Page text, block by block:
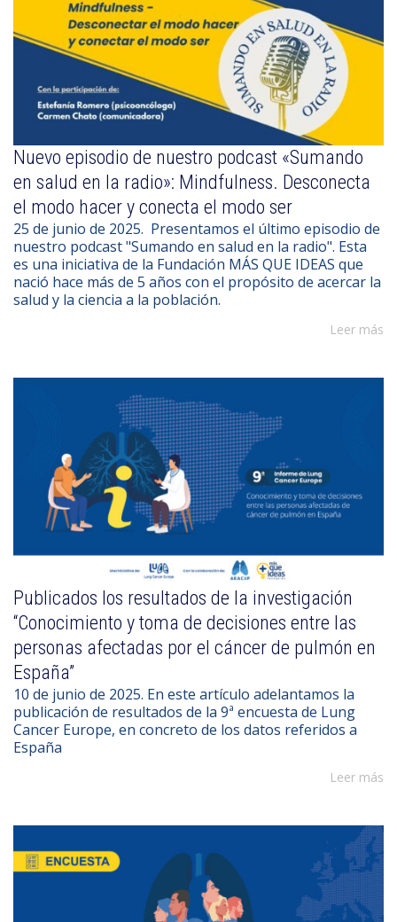
Nuevo episodio de nuestro podcast «Sumando
en salud en la radio»: Mindfulness. Desconecta
el modo hacer y conecta el modo ser
25 de junio de 2025. Presentamos el último episodio de
nuestro podcast "Sumando en salud en la radio". Esta
es una iniciativa de la Fundación MÁS QUE IDEAS que
nació hace más de 5 años con el propósito de acercar la
salud y la ciencia a la población.
Leer más
Publicados los resultados de la investigación
“Conocimiento y toma de decisiones entre las
personas afectadas por el cáncer de pulmón en
España”
10 de junio de 2025. En este artículo adelantamos la
publicación de resultados de la 9ª encuesta de Lung
Cancer Europe, en concreto de los datos referidos a
España
Leer más